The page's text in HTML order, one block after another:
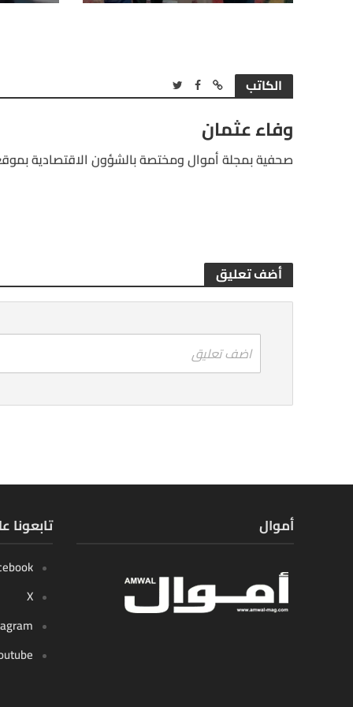
الكاتب
وفاء عثمان
صحفية بمجلة أموال ومختصة بالشؤون الاقتصادية
أضف تعليق
اضف تعليق
تابعونا
X
أموال